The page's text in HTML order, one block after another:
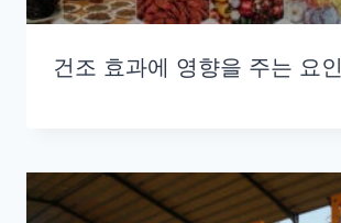
건조 효과에 영향을 주는 요인